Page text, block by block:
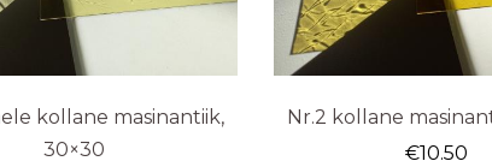
kollane masinantiik,
30×30
Nr.2 kollane
€10.50